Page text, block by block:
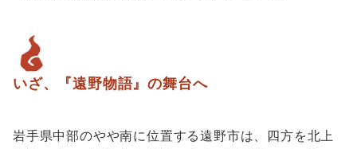
いざ、『遠野物語』の舞台へ
岩手県中部のやや南に位置する遠野市は、四方を北上